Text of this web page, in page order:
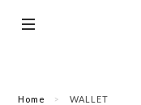
Home WALLET